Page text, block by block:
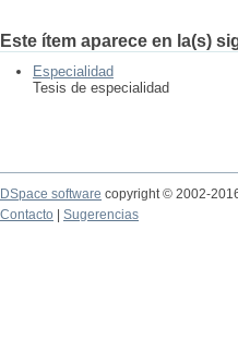
Este ítem aparece en la(s)
Especialidad
Tesis de especialidad
DSpace software copyright © 2002-
Contacto
Sugerencias